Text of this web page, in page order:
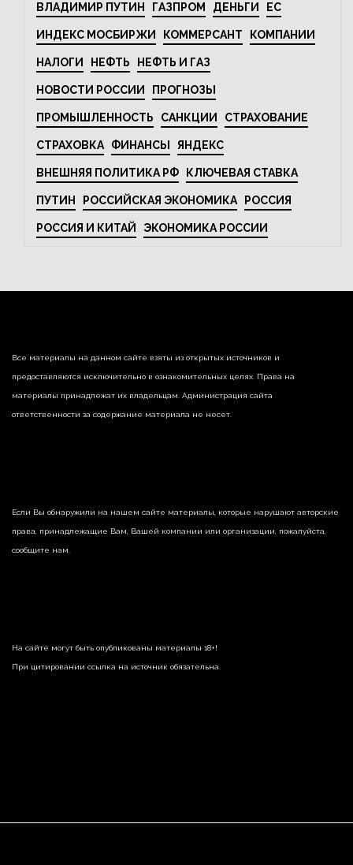
ВЛАДИМИР ПУТИН ГАЗПРОМ ДЕНЬГИ ЕС
ИНДЕКС МОСБИРЖИ КОММЕРСАНТ КОМПАНИИ
НАЛОГИ НЕФТЬ НЕФТЬ И ГАЗ
НОВОСТИ РОССИИ ПРОГНОЗЫ
ПРОМЫШЛЕННОСТЬ САНКЦИИ СТРАХОВАНИЕ
СТРАХОВКА ФИНАНСЫ ЯНДЕКС
ВНЕШНЯЯ ПОЛИТИКА РФ КЛЮЧЕВАЯ СТАВКА
ПУТИН РОССИЙСКАЯ ЭКОНОМИКА РОССИЯ
РОССИЯ И КИТАЙ ЭКОНОМИКА РОССИИ
Все материалы на данном сайте взяты из открытых источников и
предоставляются исключительно в ознакомительных целях. Права на
материалы принадлежат их владельцам. Администрация сайта
ответственности за содержание материала не несет.
Если Вы обнаружили на нашем сайте материалы, которые нарушают авторские
права, принадлежащие Вам, Вашей компании или организации, пожалуйста,
сообщите нам.
На сайте могут быть опубликованы материалы 18+!
При цитировании ссылка на источник обязательна.